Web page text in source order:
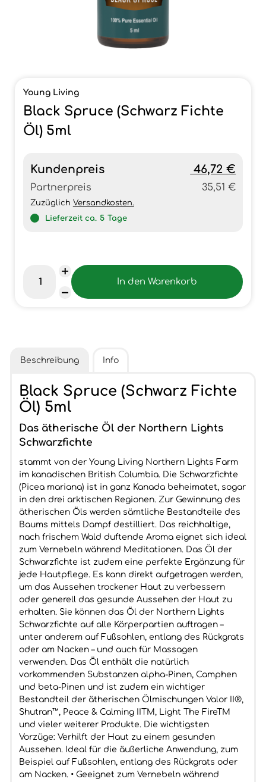
Young Living
Black Spruce (Schwarz Fichte
Öl) 5ml
Kundenpreis 46,72 €
Partnerpreis 35,51 €
Zuzüglich Versandkosten.
Lieferzeit ca. 5 Tage
Beschreibung Info
Black Spruce (Schwarz Fichte
Öl) 5ml
Das ätherische Öl der Northern Lights
Schwarzfichte
stammt von der Young Living Northern Lights Farm
im kanadischen British Columbia. Die Schwarzfichte
(Picea mariana) ist in ganz Kanada beheimatet, sogar
in den drei arktischen Regionen. Zur Gewinnung des
ätherischen Öls werden sämtliche Bestandteile des
Baums mittels Dampf destilliert. Das reichhaltige,
nach frischem Wald duftende Aroma eignet sich ideal
zum Vernebeln während Meditationen. Das Öl der
Schwarzfichte ist zudem eine perfekte Ergänzung für
jede Hautpflege. Es kann direkt aufgetragen werden,
um das Aussehen trockener Haut zu verbessern
oder generell das gesunde Aussehen der Haut zu
erhalten. Sie können das Öl der Northern Lights
Schwarzfichte auf alle Körperpartien auftragen –
unter anderem auf Fußsohlen, entlang des Rückgrats
oder am Nacken – und auch für Massagen
verwenden. Das Öl enthält die natürlich
vorkommenden Substanzen alpha-Pinen, Camphen
und beta-Pinen und ist zudem ein wichtiger
Bestandteil der ätherischen Ölmischungen Valor II®,
Shutran™, Peace & Calming IITM, Light The FireTM
und vieler weiterer Produkte. Die wichtigsten
Vorzüge: Verhilft der Haut zu einem gesunden
Aussehen. Ideal für die äußerliche Anwendung, zum
Beispiel auf Fußsohlen, entlang des Rückgrats oder
am Nacken. • Geeignet zum Vernebeln während